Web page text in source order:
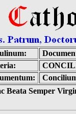
Beata Semper